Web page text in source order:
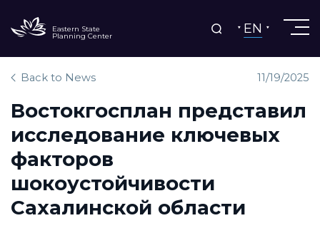
Eastern State
Planning Center EN
Back to News 11/19/2025
Востокгосплан представил
исследование ключевых
факторов
шокоустойчивости
Сахалинской области